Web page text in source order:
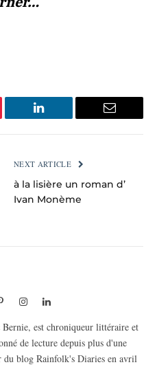
LinkedIn Email
NEXT ARTICLE
à la lisière un roman d’
Ivan Monème
PinterestInstagramLinkedIn
est chroniqueur littéraire et
de lecture depuis plus d'une
du blog Rainfolk's Diaries en avril